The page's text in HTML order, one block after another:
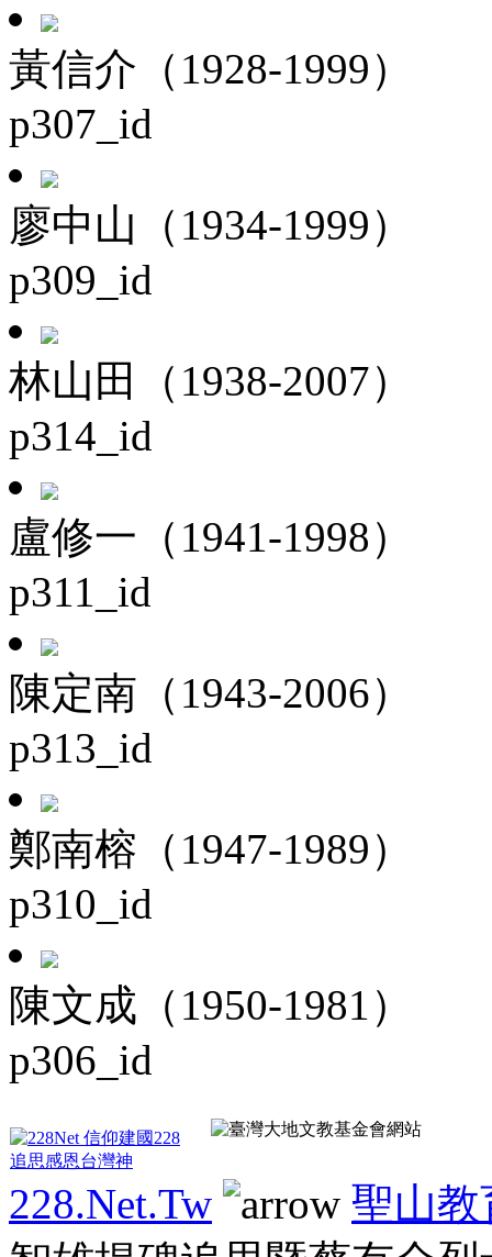
黃信介（1928-1999）
p307_id
廖中山（1934-1999）
p309_id
林山田（1938-2007）
p314_id
盧修一（1941-1998）
p311_id
陳定南（1943-2006）
p313_id
鄭南榕（1947-1989）
p310_id
陳文成（1950-1981）
p306_id
228.Net.Tw
聖山教